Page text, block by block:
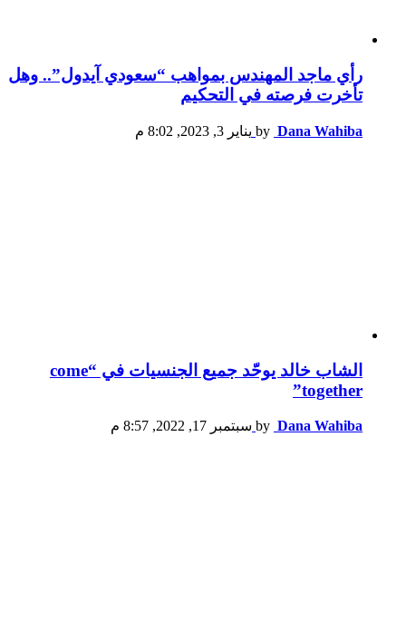
رأي ماجد المهندس بمواهب “سعودي آيدول”.. وهل
تأخرت فرصته في التحكيم
by Dana Wahiba يناير 3, 2023, 8:02 م
الشاب خالد يوحّد جميع الجنسيات في “come
together”
by Dana Wahiba سبتمبر 17, 2022, 8:57 م